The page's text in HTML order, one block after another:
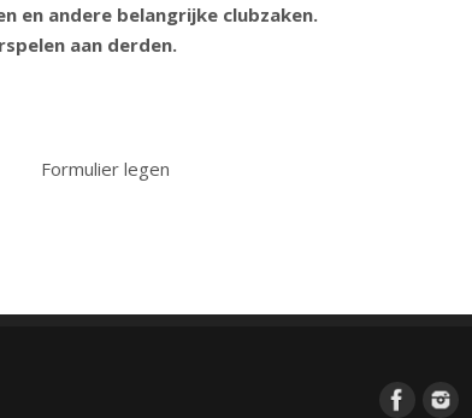
en andere belangrijke clubzaken.
aan derden.
Formulier legen